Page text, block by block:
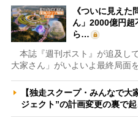
《ついに見え
ん」2000億円超
ら…
本誌『週刊ポスト』が追及し
大家さん」がいよいよ最終局面
【独走スクープ・みんなで
ジェクト”の計画変更の裏で